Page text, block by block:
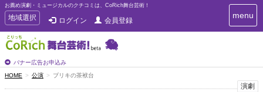
お薦め演劇・ミュージカルのクチコミは、CoRich舞台芸術！
T
o
g
g
e
n
a
地域選択 ログイン 会員登録
バナー広告お申込み
T
o
menu
HOME 公演 ブリキの茶袱台
演劇